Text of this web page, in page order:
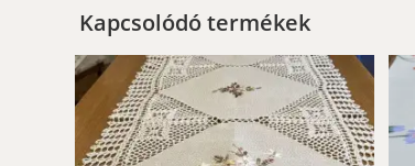
termékoldalon
ki
Kapcsolódó termékek